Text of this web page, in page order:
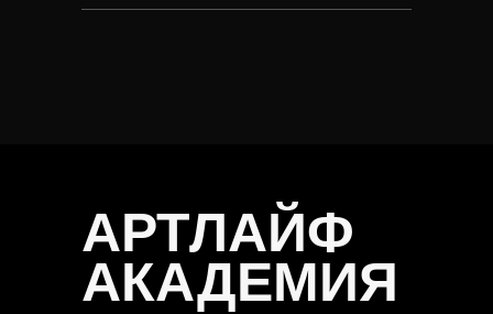
АРТЛАЙФ
АКАДЕМИЯ